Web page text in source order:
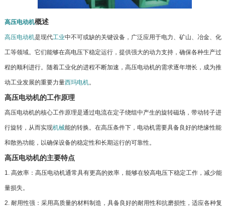
高压电动机概述
高压电动机是现代工业中不可或缺的关键设备，广泛应用于电力、矿山、冶金、化
工等领域。它们能够在高电压下稳定运行，提供强大的动力支持，确保各种生产过
程的顺利进行。随着工业化的进程不断加速，高压电动机的需求逐年增长，成为推
动工业发展的重要力量西玛电机。
高压电动机的工作原理
高压电动机的核心工作原理是通过电流在定子绕组中产生的旋转磁场，带动转子进
行旋转，从而实现机械能的转换。在高压条件下，电动机需要具备良好的绝缘性能
和散热功能，以确保设备的稳定性和长期运行的可靠性。
高压电动机的主要特点
1. 高效率：高压电动机通常具有更高的效率，能够在较高电压下稳定工作，减少能
量损失。
2. 耐用性强：采用高质量的材料制造，具备良好的耐用性和抗磨损性，适应各种复